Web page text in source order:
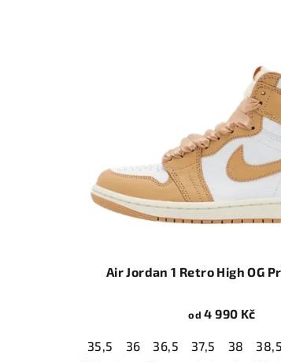
Air Jordan 1 Retro High OG
od 4 990 Kč
35,5 36 36,5 37,5 38 38,5